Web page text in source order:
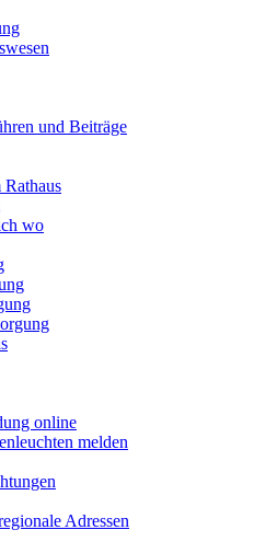
und Beiträge
wo
online
melden
Adressen